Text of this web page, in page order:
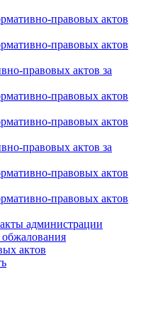
правовых актов
правовых актов
правовых актов за
правовых актов
правовых актов
правовых актов за
правовых актов
правовых актов
администрации
актов